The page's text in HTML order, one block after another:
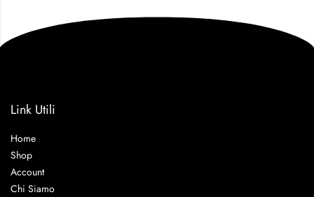
Link Utili
Home
Shop
Account
Chi Siamo